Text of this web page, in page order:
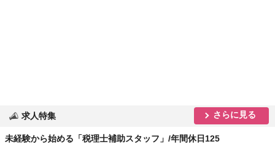
求人特集 さらに見る
未経験から始める「税理士補助スタッフ」/年間休日125